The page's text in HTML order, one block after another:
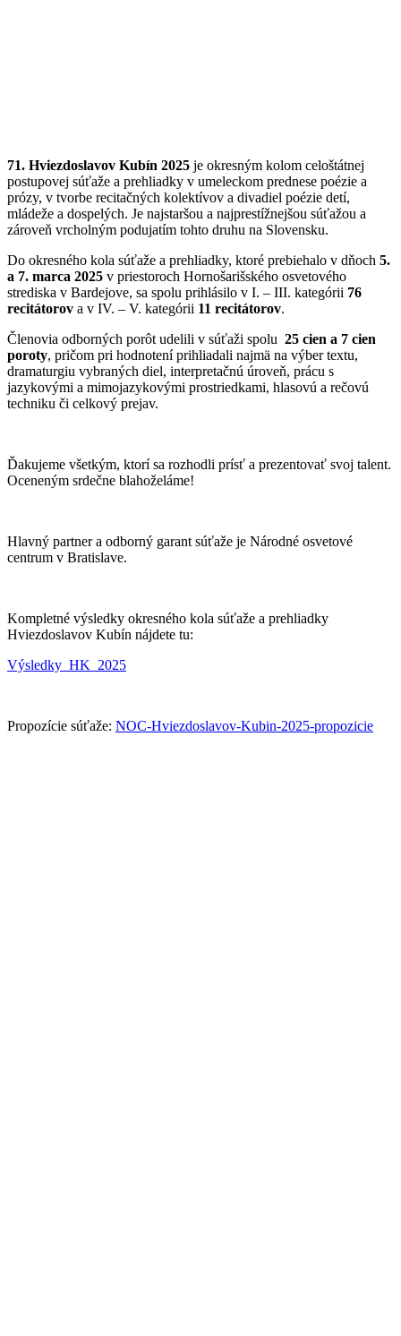
71. Hviezdoslavov Kubín 2025 je okresným kolom celoštátnej
postupovej súťaže a prehliadky v umeleckom prednese poézie a
prózy, v tvorbe recitačných kolektívov a divadiel poézie detí,
mládeže a dospelých. Je najstaršou a najprestížnejšou súťažou a
zároveň vrcholným podujatím tohto druhu na Slovensku.
Do okresného kola súťaže a prehliadky, ktoré prebiehalo v dňoch 5.
a 7. marca 2025 v priestoroch Hornošarišského osvetového
strediska v Bardejove, sa spolu prihlásilo v I. – III. kategórii 76
recitátorov a v IV. – V. kategórii 11 recitátorov.
Členovia odborných porôt udelili v súťaži spolu 25 cien a 7 cien
poroty, pričom pri hodnotení prihliadali najmä na výber textu,
dramaturgiu vybraných diel, interpretačnú úroveň, prácu s
jazykovými a mimojazykovými prostriedkami, hlasovú a rečovú
techniku či celkový prejav.
Ďakujeme všetkým, ktorí sa rozhodli prísť a prezentovať svoj talent.
Oceneným srdečne blahoželáme!
Hlavný partner a odborný garant súťaže je Národné osvetové
centrum v Bratislave.
Kompletné výsledky okresného kola súťaže a prehliadky
Hviezdoslavov Kubín nájdete tu:
Výsledky_HK_2025
Propozície súťaže: NOC-Hviezdoslavov-Kubin-2025-propozicie